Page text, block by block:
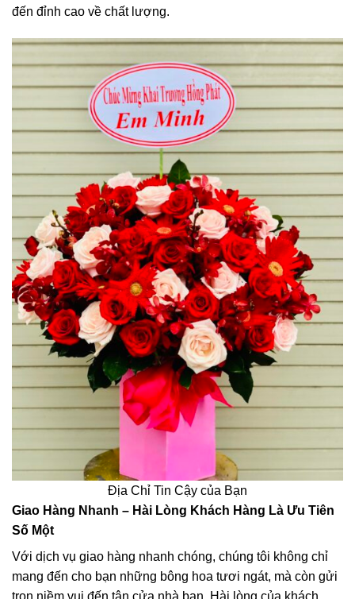
đến đỉnh cao về chất lượng.
Địa Chỉ Tin Cậy của Bạn
Giao Hàng Nhanh – Hài Lòng Khách Hàng Là Ưu Tiên
Số Một
Với dịch vụ giao hàng nhanh chóng, chúng tôi không chỉ
mang đến cho bạn những bông hoa tươi ngát, mà còn gửi
trọn niềm vui đến tận cửa nhà bạn. Hài lòng của khách